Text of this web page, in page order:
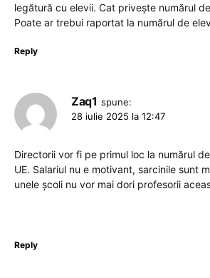
legătură cu elevii. Cat privește numărul
Poate ar trebui raportat la numărul de
Reply
Zaq1 spune:
28 iulie 2025 la 12:47
Directorii vor fi pe primul loc la numărul
UE. Salariul nu e motivant, sarcinile sunt
unele școli nu vor mai dori profesorii
Reply